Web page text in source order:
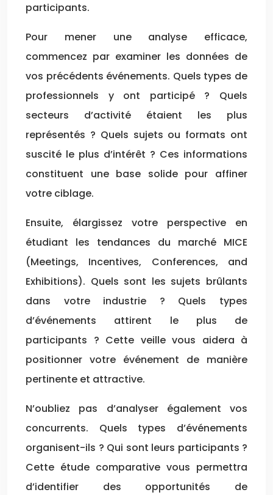
participants.
Pour mener une analyse efficace,
commencez par examiner les données de
vos précédents événements. Quels types de
professionnels y ont participé ? Quels
secteurs d’activité étaient les plus
représentés ? Quels sujets ou formats ont
suscité le plus d’intérêt ? Ces informations
constituent une base solide pour affiner
votre ciblage.
Ensuite, élargissez votre perspective en
étudiant les tendances du marché MICE
(Meetings, Incentives, Conferences, and
Exhibitions). Quels sont les sujets brûlants
dans votre industrie ? Quels types
d’événements attirent le plus de
participants ? Cette veille vous aidera à
positionner votre événement de manière
pertinente et attractive.
N’oubliez pas d’analyser également vos
concurrents. Quels types d’événements
organisent-ils ? Qui sont leurs participants ?
Cette étude comparative vous permettra
d’identifier des opportunités de